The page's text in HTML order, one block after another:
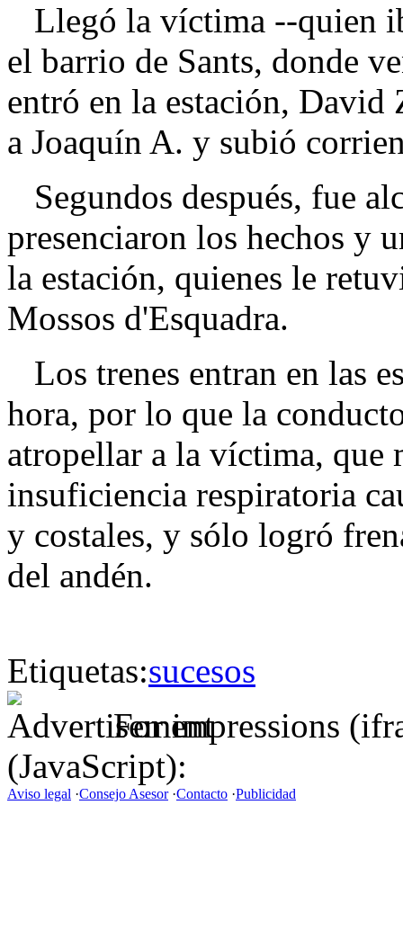
Llegó la víctima --quien
el barrio de Sants, donde
entró en la estación,
a Joaquín A. y subió
Segundos después, fue
presenciaron los hechos y
la estación, quienes le
Mossos d'Esquadra.
Los trenes entran en las
hora, por lo que la
atropellar a la víctima, que
insuficiencia respiratoria
y costales, y sólo logró
del andén.
Etiquetas:sucesos
For impressions
(JavaScript):
Aviso legal ·Consejo Asesor·Contacto ·Publicidad